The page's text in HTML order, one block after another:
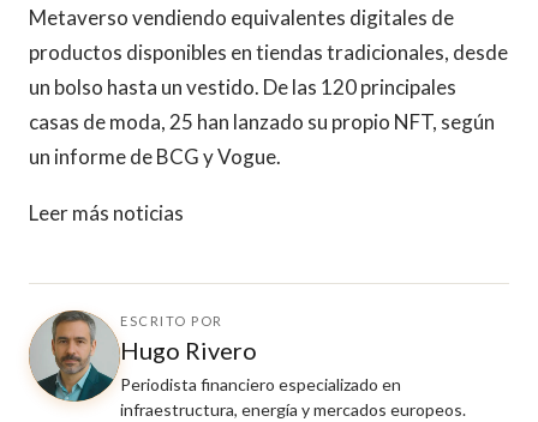
Metaverso vendiendo equivalentes digitales de
productos disponibles en tiendas tradicionales, desde
un bolso hasta un vestido. De las 120 principales
casas de moda, 25 han lanzado su propio NFT, según
un informe de BCG y Vogue.
Leer más noticias
ESCRITO POR
Hugo Rivero
Periodista financiero especializado en
infraestructura, energía y mercados europeos.